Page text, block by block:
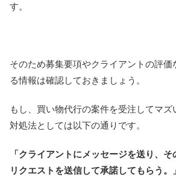
す。
そのため募集要項やクライアントの評
る情報は確認しておきましょう。
もし、買い物代行の案件を受注してマズ
対処法としては以下の通りです。
「クライアントにメッセージを送り、
リクエストを送信して承諾してもらう。」